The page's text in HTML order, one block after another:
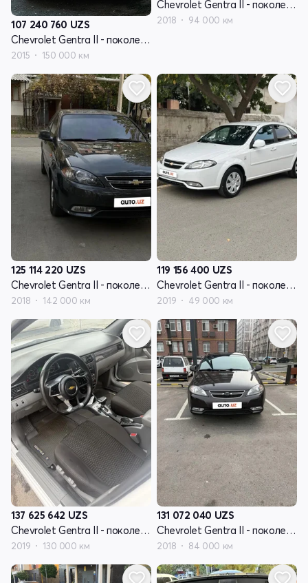
107 240 760 UZS
Chevrolet Gentra II - поколение
2015 150 000 км
Chevrolet Gentra II - поколение
2018 94 000 км
125 114 220 UZS
Chevrolet Gentra II - поколение
2018 142 000 км
119 156 400 UZS
Chevrolet Gentra II - поколение
2019 49 000 км
137 625 642 UZS
Chevrolet Gentra II - поколение
2019 130 000 км
131 072 040 UZS
Chevrolet Gentra II - поколение
2018 84 000 км